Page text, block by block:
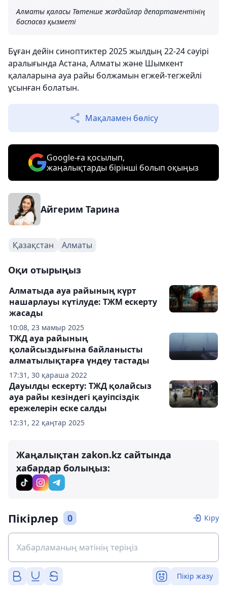
Алматы қаласы Төтенше жағдайлар департаментінің
баспасөз қызметі
Бұған дейін синоптиктер 2025 жылдың 22-24 сәуірі
аралығында Астана, Алматы және Шымкент
қалаларына ауа райы болжамын егжей-тегжейлі
ұсынған болатын.
Мақаламен бөлісу
Google-ға қосылып,
жаңалықтарды бірінші болып оқыңыз
Айгерим Тарина
Қазақстан Алматы
Оқи отырыңыз
10:08, 23 мамыр 2025
Алматыда ауа райының күрт
нашарлауы күтілуде: ТЖМ ескерту
жасады
17:31, 30 қараша 2022
ТЖД ауа райының
қолайсыздығына байланысты
алматылықтарға үндеу тастады
12:31, 22 қаңтар 2025
Дауылды ескерту: ТЖД қолайсыз
ауа райы кезіндегі қауіпсіздік
ережелерін еске салды
Жаңалықтан zakon.kz сайтында
хабардар болыңыз:
Пікірлер 0 Кіру
Пікір жазу